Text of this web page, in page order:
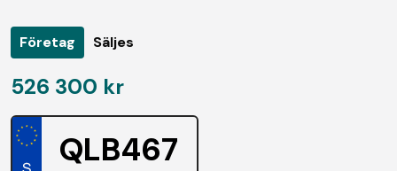
Företag Säljes
526 300 kr
QLB467